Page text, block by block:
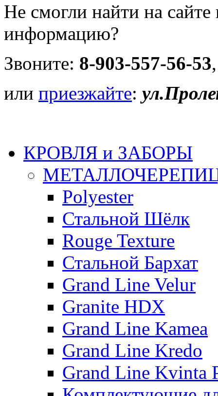
Не смогли найти на
информацию?
Звоните: 8-903-557-56-53
или приезжайте:
КРОВЛЯ и ЗАБОРЫ
Polyester
Стальной Шёлк
Rouge Texture
Стальной Бархат
Grand Line Velur
Granite HDX
Grand Line Kamea
Grand Line Kredo
Grand Line Kvinta